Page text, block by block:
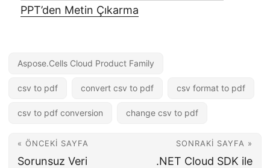
PPT’den Metin Çıkarma
Aspose.Cells Cloud Product Family
csv to pdf convert csv to pdf csv format to pdf
csv to pdf conversion change csv to pdf
« ÖNCEKI SAYFA
Sorunsuz Veri
SONRAKI SAYFA »
.NET Cloud SDK ile